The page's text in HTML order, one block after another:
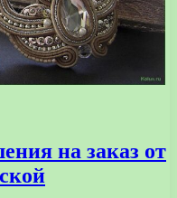
на заказ от